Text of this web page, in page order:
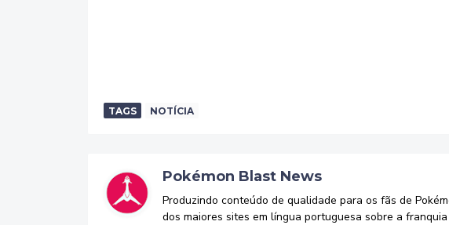
TAGS NOTÍCIA
Pokémon Blast News
Produzindo conteúdo de qualidade para os fãs de
dos maiores sites em língua portuguesa sobre a franquia